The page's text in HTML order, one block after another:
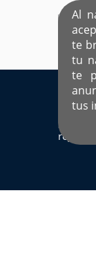
Al
te
tu
te
tus
EL
Sí ya